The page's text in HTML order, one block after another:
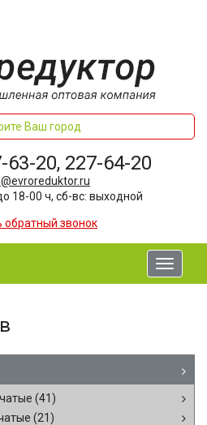
Ваш город
20, 227-64-20
18-00 ч, сб-вс: выходной
обратный звонок
Toggle
(41)
(21)